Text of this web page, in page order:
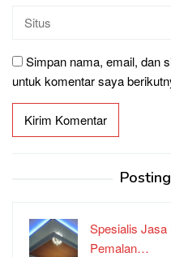
Simpan nama, email, dan
untuk komentar saya
Spesialis Jasa
Pemalan…